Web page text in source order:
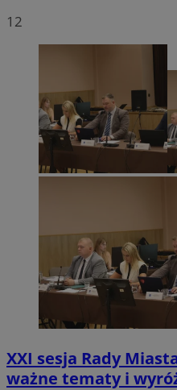
12
XXI sesja Rady
ważne tematy i